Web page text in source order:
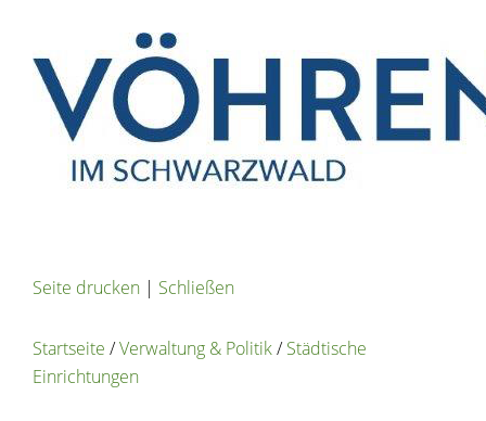
Seite drucken | Schließen
Startseite /Verwaltung & Politik/Städtische
Einrichtungen